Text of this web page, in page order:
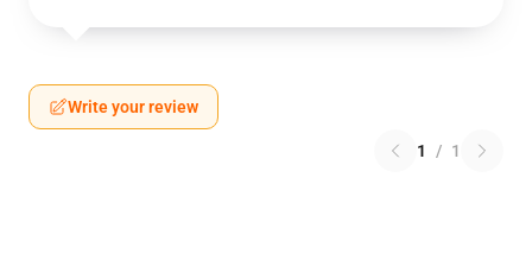
Write your review
1 / 1